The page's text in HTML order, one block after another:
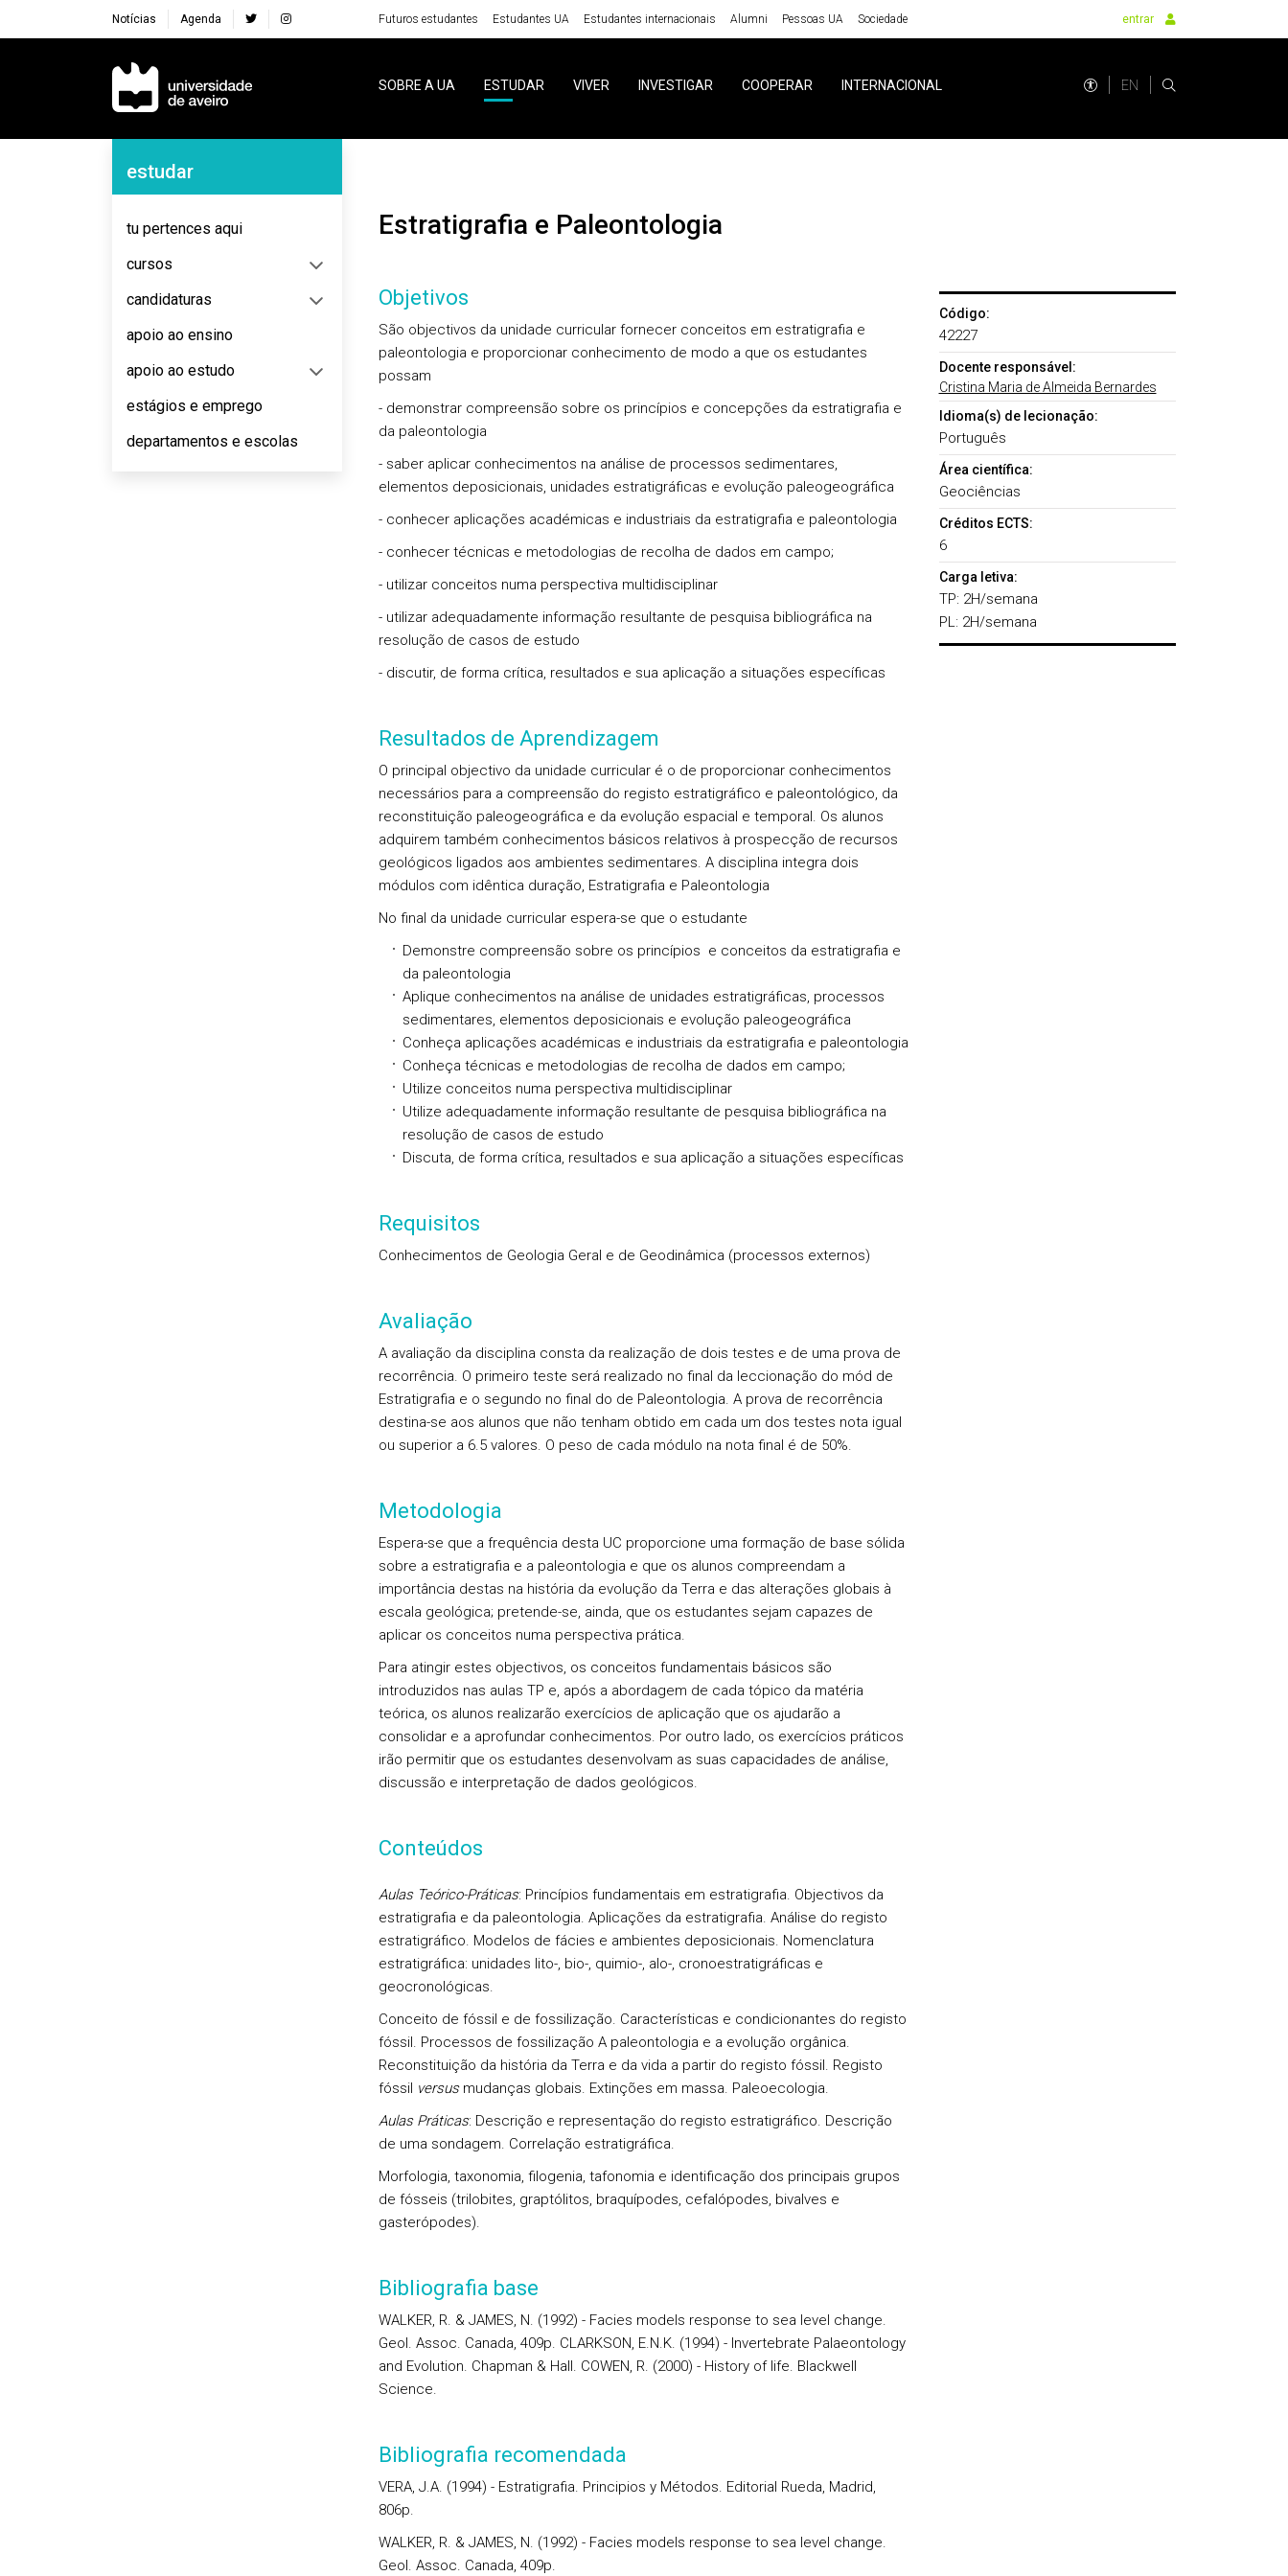
Notícias Agenda Futuros estudantes Estudantes UA Estudantes internacionais Alumni Pessoas UA Sociedade entrar
Navegação Principal
SOBRE A UA ESTUDAR VIVER INVESTIGAR COOPERAR INTERNACIONAL EN
Navegação Lateral
estudar
tu pertences aqui
cursos
candidaturas
apoio ao ensino
apoio ao estudo
estágios e emprego
departamentos e escolas
Estratigrafia e Paleontologia
Objetivos
São objectivos da unidade curricular fornecer conceitos em estratigrafia e
paleontologia e proporcionar conhecimento de modo a que os estudantes
possam
- demonstrar compreensão sobre os princípios e concepções da estratigrafia e
da paleontologia
- saber aplicar conhecimentos na análise de processos sedimentares,
elementos deposicionais, unidades estratigráficas e evolução paleogeográfica
- conhecer aplicações académicas e industriais da estratigrafia e paleontologia
- conhecer técnicas e metodologias de recolha de dados em campo;
- utilizar conceitos numa perspectiva multidisciplinar
- utilizar adequadamente informação resultante de pesquisa bibliográfica na
resolução de casos de estudo
- discutir, de forma crítica, resultados e sua aplicação a situações específicas
Resultados de Aprendizagem
O principal objectivo da unidade curricular é o de proporcionar conhecimentos
necessários para a compreensão do registo estratigráfico e paleontológico, da
reconstituição paleogeográfica e da evolução espacial e temporal. Os alunos
adquirem também conhecimentos básicos relativos à prospecção de recursos
geológicos ligados aos ambientes sedimentares. A disciplina integra dois
módulos com idêntica duração, Estratigrafia e Paleontologia
No final da unidade curricular espera-se que o estudante
Demonstre compreensão sobre os princípios e conceitos da estratigrafia e
da paleontologia
Aplique conhecimentos na análise de unidades estratigráficas, processos
sedimentares, elementos deposicionais e evolução paleogeográfica
Conheça aplicações académicas e industriais da estratigrafia e paleontologia
Conheça técnicas e metodologias de recolha de dados em campo;
Utilize conceitos numa perspectiva multidisciplinar
Utilize adequadamente informação resultante de pesquisa bibliográfica na
resolução de casos de estudo
Discuta, de forma crítica, resultados e sua aplicação a situações específicas
Requisitos
Conhecimentos de Geologia Geral e de Geodinâmica (processos externos)
Avaliação
A avaliação da disciplina consta da realização de dois testes e de uma prova de
recorrência. O primeiro teste será realizado no final da leccionação do mód de
Estratigrafia e o segundo no final do de Paleontologia. A prova de recorrência
destina-se aos alunos que não tenham obtido em cada um dos testes nota igual
ou superior a 6.5 valores. O peso de cada módulo na nota final é de 50%.
Metodologia
Espera-se que a frequência desta UC proporcione uma formação de base sólida
sobre a estratigrafia e a paleontologia e que os alunos compreendam a
importância destas na história da evolução da Terra e das alterações globais à
escala geológica; pretende-se, ainda, que os estudantes sejam capazes de
aplicar os conceitos numa perspectiva prática.
Para atingir estes objectivos, os conceitos fundamentais básicos são
introduzidos nas aulas TP e, após a abordagem de cada tópico da matéria
teórica, os alunos realizarão exercícios de aplicação que os ajudarão a
consolidar e a aprofundar conhecimentos. Por outro lado, os exercícios práticos
irão permitir que os estudantes desenvolvam as suas capacidades de análise,
discussão e interpretação de dados geológicos.
Conteúdos
Aulas Teórico-Práticas: Princípios fundamentais em estratigrafia. Objectivos da
estratigrafia e da paleontologia. Aplicações da estratigrafia. Análise do registo
estratigráfico. Modelos de fácies e ambientes deposicionais. Nomenclatura
estratigráfica: unidades lito-, bio-, quimio-, alo-, cronoestratigráficas e
geocronológicas.
Conceito de fóssil e de fossilização. Características e condicionantes do registo
fóssil. Processos de fossilização A paleontologia e a evolução orgânica.
Reconstituição da história da Terra e da vida a partir do registo fóssil. Registo
fóssil versusmudanças globais. Extinções em massa. Paleoecologia.
Aulas Práticas: Descrição e representação do registo estratigráfico. Descrição
de uma sondagem. Correlação estratigráfica.
Morfologia, taxonomia, filogenia, tafonomia e identificação dos principais grupos
de fósseis (trilobites, graptólitos, braquípodes, cefalópodes, bivalves e
gasterópodes).
Bibliografia base
WALKER, R. & JAMES, N. (1992) - Facies models response to sea level change.
Geol. Assoc. Canada, 409p. CLARKSON, E.N.K. (1994) - Invertebrate Palaeontology
and Evolution. Chapman & Hall. COWEN, R. (2000) - History of life. Blackwell
Science.
Bibliografia recomendada
VERA, J.A. (1994) - Estratigrafia. Principios y Métodos. Editorial Rueda, Madrid,
806p.
WALKER, R. & JAMES, N. (1992) - Facies models response to sea level change.
Geol. Assoc. Canada, 409p.
Código:
42227
Docente responsável:
Cristina Maria de Almeida Bernardes
Idioma(s) de lecionação:
Português
Área científica:
Geociências
Créditos ECTS:
6
Carga letiva:
TP: 2H/semana
PL: 2H/semana